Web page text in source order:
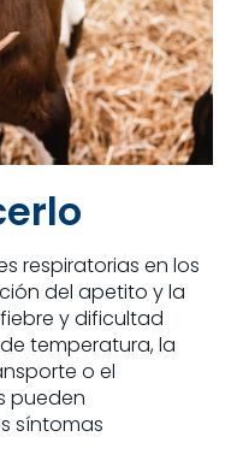
respiratorias en los
del apetito y la
y dificultad
temperatura, la
o el
pueden
síntomas